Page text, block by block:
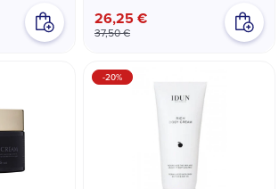
26,25 €
37,50 €
-20%